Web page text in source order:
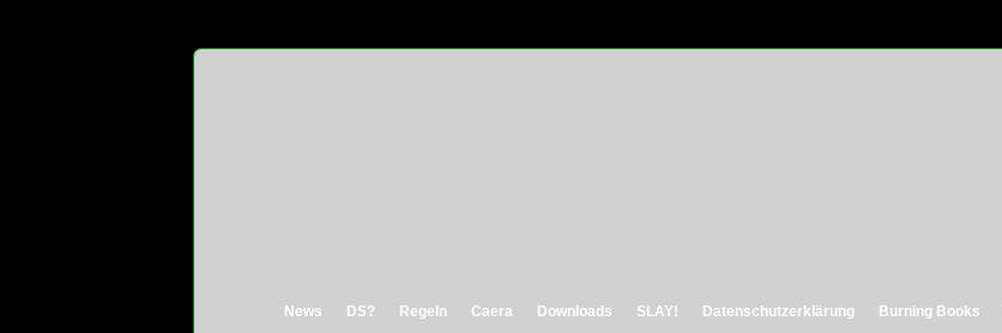
News DS? Regeln Caera Downloads SLAY! Datenschutzerklärung Burning Books